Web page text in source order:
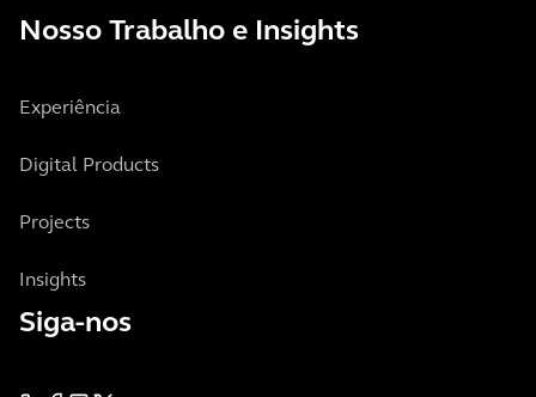
Nosso Trabalho e Insights
Experiência
Digital Products
Projects
Insights
Siga-nos